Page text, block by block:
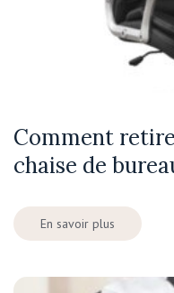
Comment
chaise de
En savoir plus